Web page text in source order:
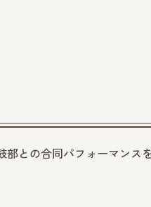
部との合同パフォーマンス